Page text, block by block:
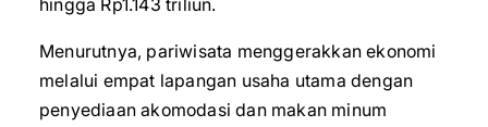
hingga Rp1.143 triliun.
Menurutnya, pariwisata menggerakkan ekonomi
melalui empat lapangan usaha utama dengan
penyediaan akomodasi dan makan minum